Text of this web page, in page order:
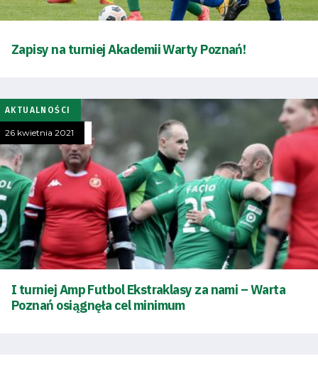
Klub
Tabela
i
terminarz
Bilety
Zapisy na turniej Akademii Warty Poznań!
AKTUALNOŚCI
26 kwietnia 2021
I turniej Amp Futbol Ekstraklasy za nami – Warta
Poznań osiągnęła cel minimum